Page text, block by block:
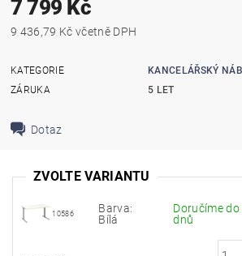
7 799 Kč
9 436,79 Kč včetně DPH
KATEGORIE
KANCELÁŘSKÝ
ZÁRUKA
5 LET
Dotaz
ZVOLTE VARIANTU
10586
Barva:
Bílá
Doručíme
dnů